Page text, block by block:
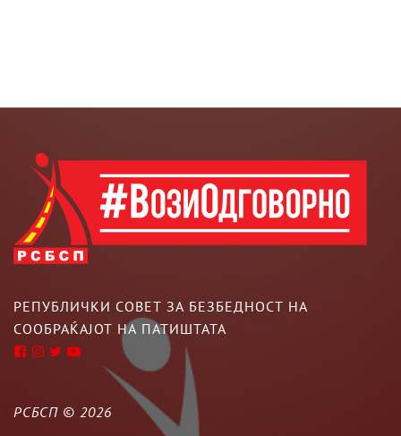
РЕПУБЛИЧКИ СОВЕТ ЗА БЕЗБЕДНОСТ НА
СООБРАЌАЈОТ НА ПАТИШТАТА
РСБСП © 2026